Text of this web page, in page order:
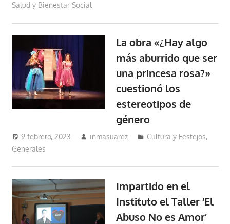
Salud y Bienestar Social
La obra «¿Hay algo
más aburrido que ser
una princesa rosa?»
cuestionó los
estereotipos de
género
9 febrero, 2023 inmasuarez Cultura y Festejos,
Generales
Impartido en el
Instituto el Taller ‘El
Abuso No es Amor’